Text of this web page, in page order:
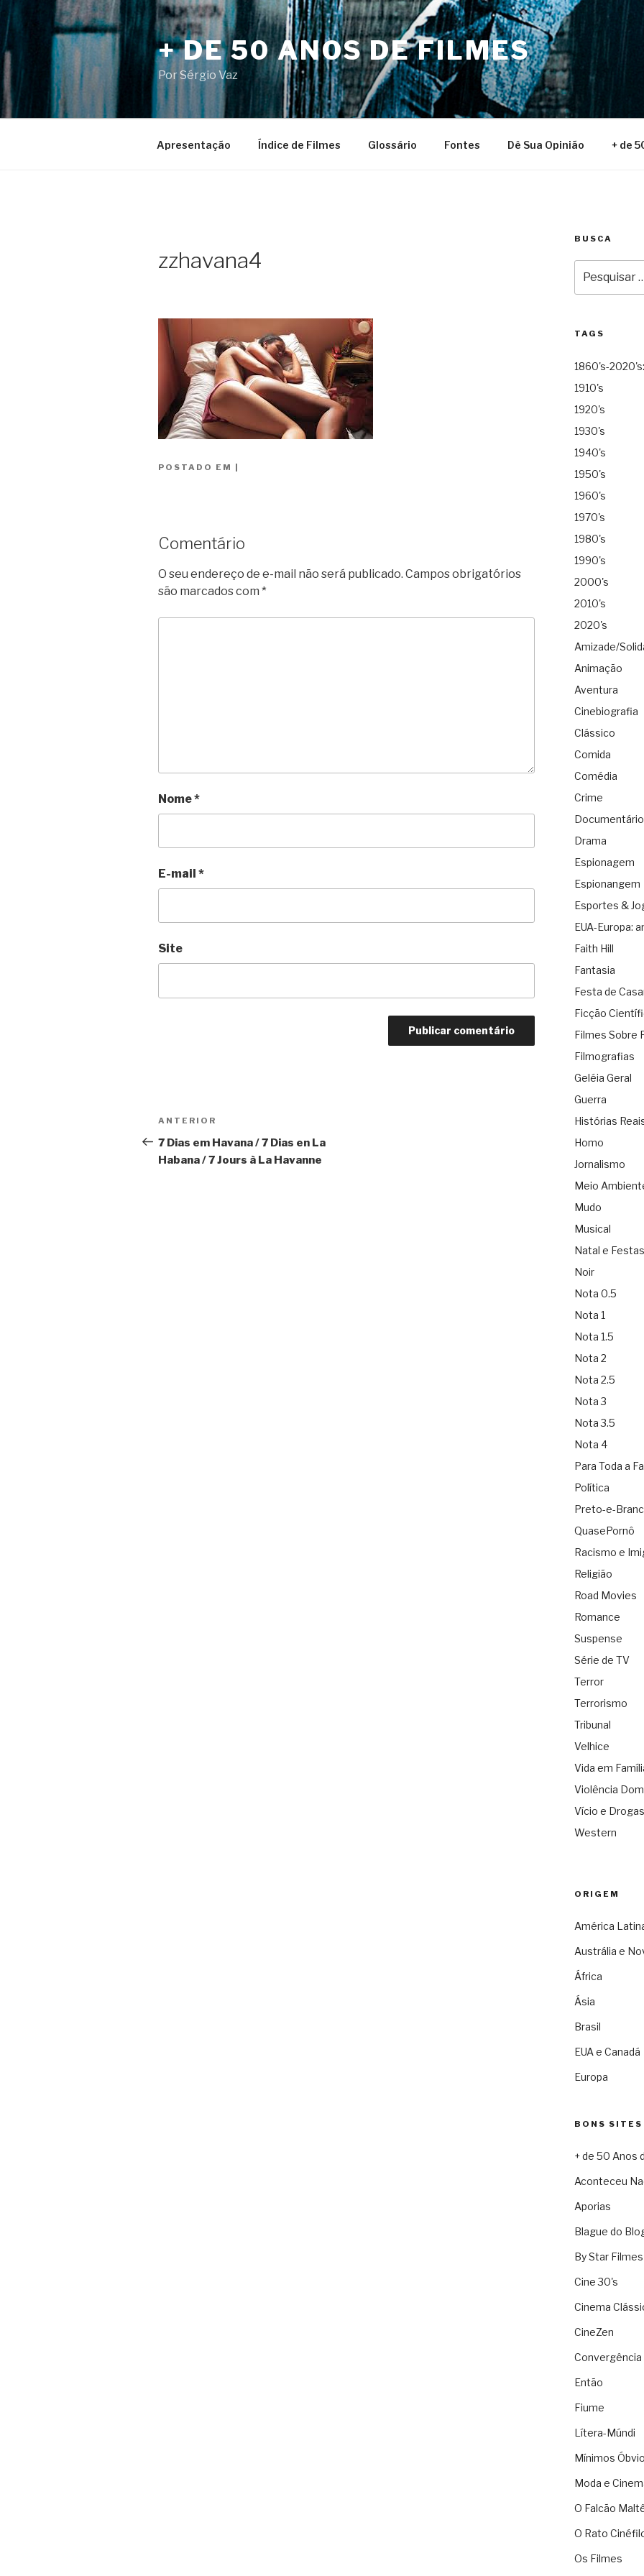
para
o
conteúdo
+ DE 50 ANOS DE FILMES
Por Sérgio Vaz
Apresentação Índice de Filmes Glossário Fontes Dê Sua Opinião + de
zzhavana4
POSTADO EM
Comentário
O seu endereço de e-mail não será publicado. Campos obrigatórios
são marcados com *
Nome*
E-mail *
Site
Navegação
de
Post
Anterior
ANTERIOR
7 Dias em Havana / 7 Dias en La
Habana / 7 Jours à La Havanne
BUSCA
por:
TAGS
1860's-
1910's
1920's
1930's
1940's
1950's
1960's
1970's
1980's
1990's
2000's
2010's
2020's
Amizade/
Animação
Aventura
Cinebiografia
Clássico
Comida
Comédia
Crime
Documentário
Drama
Espionagem
Espionangem
Esportes &
EUA-Europa:
Faith Hill
Fantasia
Festa de
Ficção
Filmes Sobre
Filmografias
Geléia Geral
Guerra
Histórias
Homo
Jornalismo
Meio
Mudo
Musical
Natal e Festas
Noir
Nota 0.5
Nota 1
Nota 1.5
Nota 2
Nota 2.5
Nota 3
Nota 3.5
Nota 4
Para Toda a
Política
Preto-e-
QuasePornô
Racismo e
Religião
Road Movies
Romance
Suspense
Série de TV
Terror
Terrorismo
Tribunal
Velhice
Vida em
Violência
Vício e Drogas
Western
ORIGEM
América
Austrália e
África
Ásia
Brasil
EUA e Canadá
Europa
BONS SITES
+ de 50 Anos
Aconteceu
Aporias
Blague do
By Star Filmes
Cine 30's
Cinema
CineZen
Convergência
Então
Fiume
Lítera-Múndi
Mínimos
Moda e
O Falcão
O Rato
Os Filmes